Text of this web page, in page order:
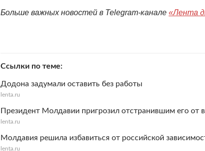
Больше важных новостей в Telegram-канале «Лента
Ссылки по теме
Додона задумали оставить без работы
lenta.ru
Президент Молдавии пригрозил отстранившим его от
lenta.ru
Молдавия решила избавиться от российской
lenta.ru